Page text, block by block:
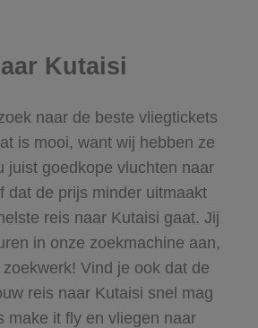
Kutaisi
naar de beste vliegtickets
is mooi, want wij hebben ze
juist goedkope vluchten naar
dat de prijs minder uitmaakt
reis naar Kutaisi gaat. Jij
in onze zoekmachine aan,
Vind je ook dat de
reis naar Kutaisi snel mag
make it fly en vliegen naar